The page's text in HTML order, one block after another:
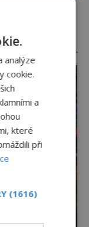
okamžik.
raketu,
také
všem
Jejich
druhou stranu
malé kousky
analýze
cookie.
a
které
při
(1616)